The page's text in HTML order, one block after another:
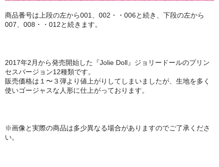
商品番号は上段の左から001、002・・006と続き、下段の左から
007、008・・012と続きます。
2017年2月から発売開始した『Jolie Doll』ジョリードールのプリン
セスバージョン12種類です。
販売価格は１〜３弾より値上がりしてしまいましたが、生地を多く
使いゴージャスな人形に仕上がっております。
※画像と実際の商品は多少異なる場合がありますのでご了承くださ
い。